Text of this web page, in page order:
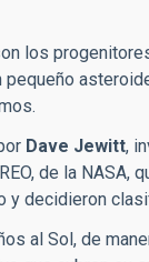
los
pequeño
Dave Jewitt,
de la NASA,
y decidieron
al Sol, de